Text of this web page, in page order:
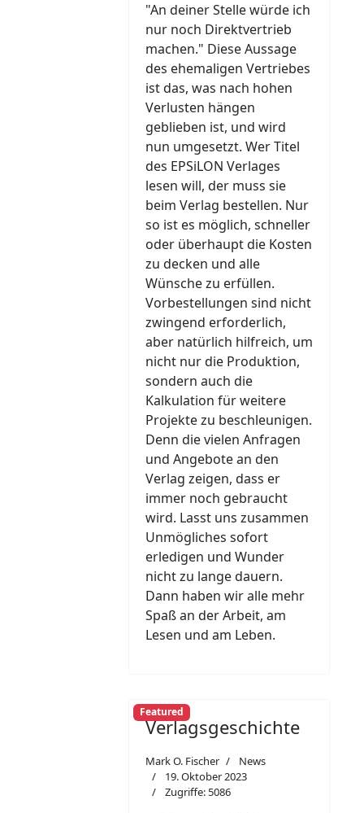
"An deiner Stelle würde ich
nur noch Direktvertrieb
machen." Diese Aussage
des ehemaligen Vertriebes
ist das, was nach hohen
Verlusten hängen
geblieben ist, und wird
nun umgesetzt. Wer Titel
des EPSiLON Verlages
lesen will, der muss sie
beim Verlag bestellen. Nur
so ist es möglich, schneller
oder überhaupt die Kosten
zu decken und alle
Wünsche zu erfüllen.
Vorbestellungen sind nicht
zwingend erforderlich,
aber natürlich hilfreich, um
nicht nur die Produktion,
sondern auch die
Kalkulation für weitere
Projekte zu beschleunigen.
Denn die vielen Anfragen
und Angebote an den
Verlag zeigen, dass er
immer noch gebraucht
wird. Lasst uns zusammen
Unmögliches sofort
erledigen und Wunder
nicht zu lange dauern.
Dann haben wir alle mehr
Spaß an der Arbeit, am
Lesen und am Leben.
Featured
Verlagsgeschichte
Mark O. Fischer
News
19. Oktober 2023
Zugriffe: 5086